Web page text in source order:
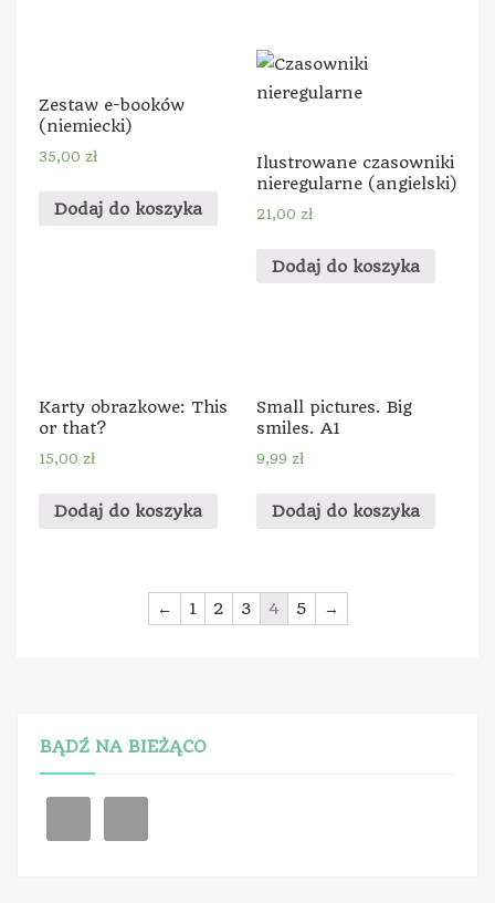
Zestaw e-booków
(niemiecki)
35,00 zł
Dodaj do koszyka
Ilustrowane czasowniki
nieregularne (angielski)
21,00 zł
Dodaj do koszyka
Karty obrazkowe: This
or that?
15,00 zł
Dodaj do koszyka
Small pictures. Big
smiles. A1
9,99 zł
Dodaj do koszyka
← 1 2 3 4 5 →
BĄDŹ NA BIEŻĄCO